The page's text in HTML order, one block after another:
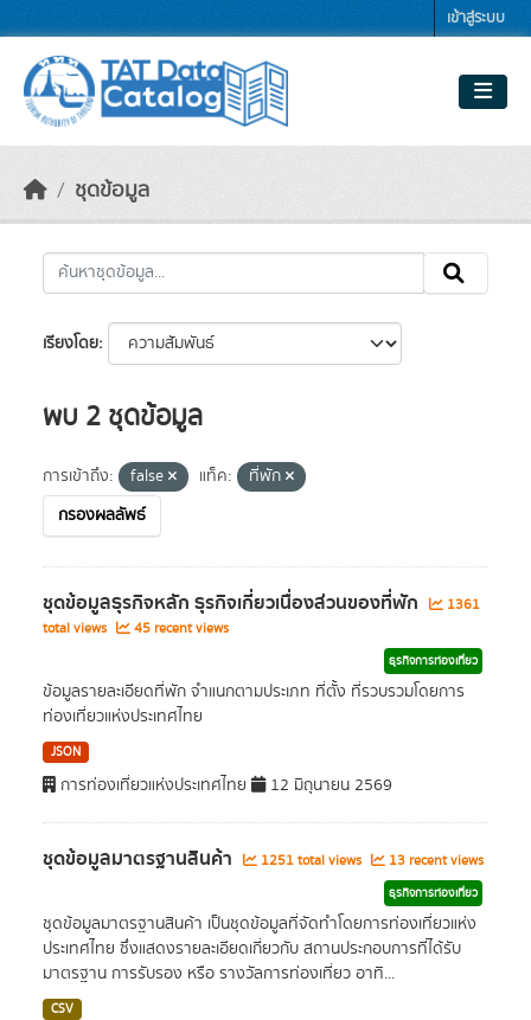
เข้าสู่ระบบ
ชุดข้อมูล
เรียงโดย
พบ 2 ชุดข้อมูล
การเข้าถึง: false แท็ค:
ที่พัก
กรองผลลัพธ์
ชุดข้อมูลธุรกิจหลัก ธุรกิจเกี่ยวเนื่องส่วนของที่พัก
1361
total views
45 recent views
ธุรกิจการท่องเที่ยว
ข้อมูลรายละเอียดที่พัก จำแนกตามประเภท ที่ตั้ง ที่รวบรวมโดยการ
ท่องเที่ยวแห่งประเทศไทย
JSON
การท่องเที่ยวแห่งประเทศไทย 12 มิถุนายน 2569
ชุดข้อมูลมาตรฐานสินค้า 1251 total views 13 recent views
ธุรกิจการท่องเที่ยว
ชุดข้อมูลมาตรฐานสินค้า เป็นชุดข้อมูลที่จัดทำโดยการท่องเที่ยวแห่ง
ประเทศไทย ซึ่งแสดงรายละเอียดเกี่ยวกับ สถานประกอบการที่ได้รับ
มาตรฐาน การรับรอง หรือ รางวัลการท่องเที่ยว อาทิ...
CSV